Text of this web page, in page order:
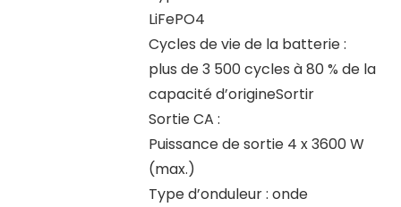
LiFePO4
Cycles de vie de la batterie :
plus de 3 500 cycles à 80 % de la
capacité d’origineSortir
Sortie CA :
Puissance de sortie 4 x 3600 W
(max.)
Type d’onduleur : onde